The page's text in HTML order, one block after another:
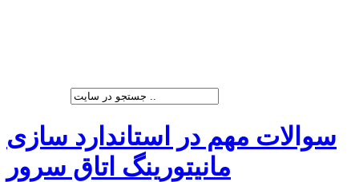
سوالات مهم در استاندارد سازی
مانیتورینگ اتاق سرور